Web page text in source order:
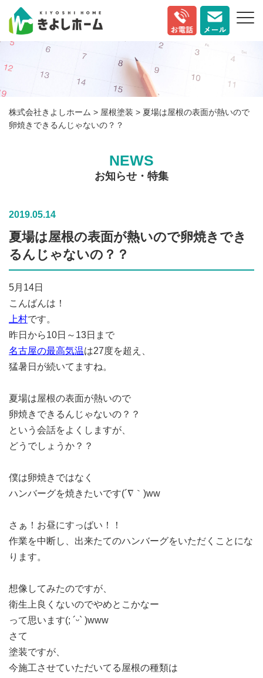
株式会社きよしホーム > 屋根塗装 > 夏場は屋根の表面が熱いので
卵焼きできるんじゃないの？？
NEWS
お知らせ・特集
2019.05.14
夏場は屋根の表面が熱いので卵焼きでき
るんじゃないの？？
5月14日
こんばんは！
上村です。
昨日から10日～13日まで
名古屋の最高気温は27度を超え、
猛暑日が続いてますね。
夏場は屋根の表面が熱いので
卵焼きできるんじゃないの？？
という会話をよくしますが、
どうでしょうか？？
僕は卵焼きではなく
ハンバーグを焼きたいです(´∇｀)ww
さぁ！お昼にすっばい！！
作業を中断し、出来たてのハンバーグをいただくことにな
ります。
想像してみたのですが、
衛生上良くないのでやめとこかなー
って思います(; ´ᵕ` )www
さて
塗装ですが、
今施工させていただいてる屋根の種類は